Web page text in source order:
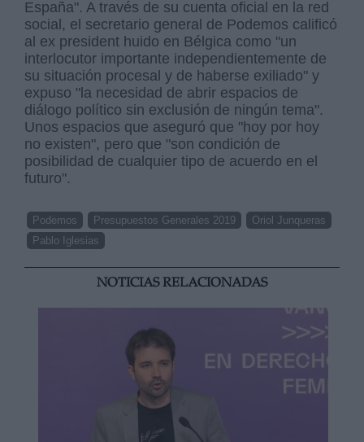
España". A través de su cuenta oficial en la red
social, el secretario general de Podemos calificó
al ex president huido en Bélgica como "un
interlocutor importante independientemente de
su situación procesal y de haberse exiliado" y
expuso "la necesidad de abrir espacios de
diálogo político sin exclusión de ningún tema".
Unos espacios que aseguró que "hoy por hoy
no existen", pero que "son condición de
posibilidad de cualquier tipo de acuerdo en el
futuro".
Podemos Presupuestos Generales 2019
Oriol Junqueras
Pablo Iglesias
NOTICIAS RELACIONADAS